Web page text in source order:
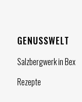
GENUSSWELT
Salzbergwerk in Bex
Rezepte